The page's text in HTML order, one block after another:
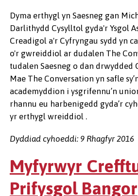
Dyma erthygl yn Saesneg gan
Darlithydd Cysylltol gyda'r Ysgol
Creadigol a'r Cyfryngau sydd yn
o'r gwreiddiol ar dudalen The
tudalen Saesneg o dan drwydded
Mae The Conversation yn safle
academyddion i ysgrifennu’n
rhannu eu harbenigedd gyda’r
yr erthygl wreiddiol .
Dyddiad cyhoeddi: 9 Rhagfyr 2016
Myfyrwyr
Prifysgol Bangor